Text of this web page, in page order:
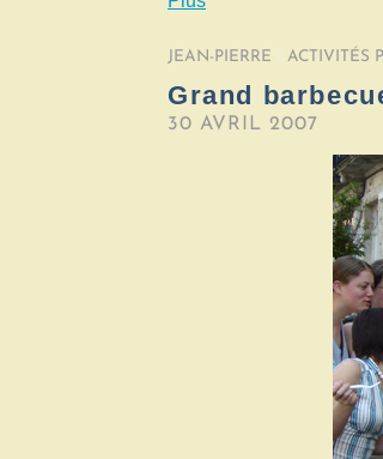
JEAN-PIERRE / ACTIVITÉS
Grand
30 AVRIL 2007